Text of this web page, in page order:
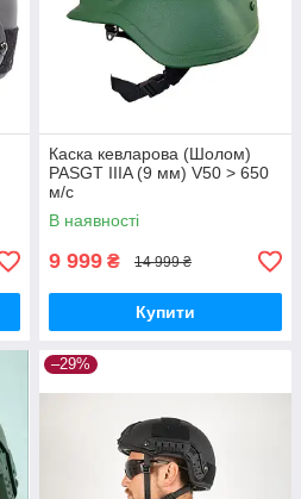
Каска кевларова (Шолом)
PASGT IIIA (9 мм) V50 > 650
м/с
В наявності
9 999 ₴ 14 999 ₴
Купити
–29%